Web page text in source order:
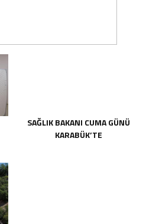
SAĞLIK BAKANI CUMA GÜNÜ
KARABÜK’TE